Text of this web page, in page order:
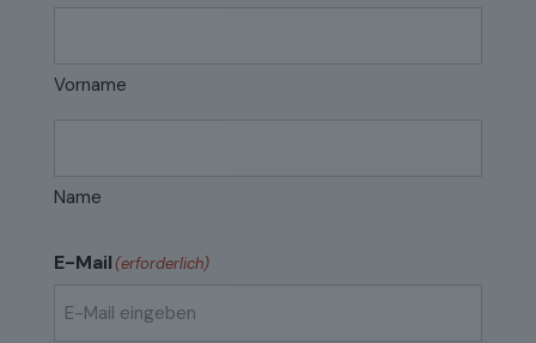
Vorname
Name
E-Mail(erforderlich)